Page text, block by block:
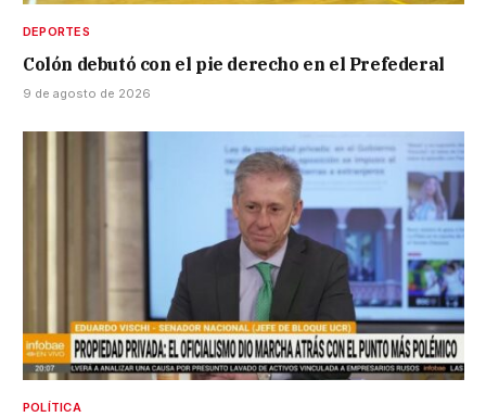
DEPORTES
Colón debutó con el pie derecho en el Prefederal
9 de agosto de 2026
POLÍTICA